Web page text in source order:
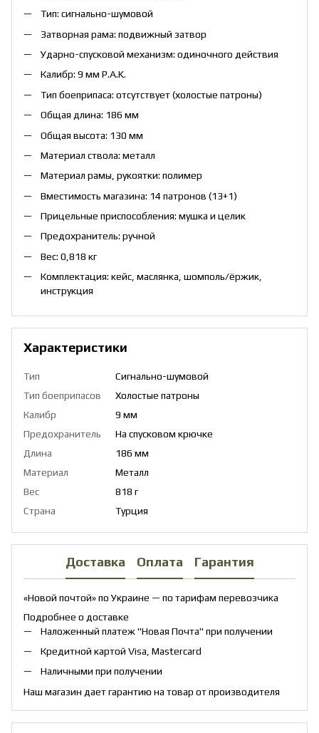
Тип: сигнально-шумовой
Затворная рама: подвижный затвор
Ударно-спусковой механизм: одиночного действия
Калибр: 9 мм P.A.K.
Тип боеприпаса: отсутствует (холостые патроны)
Общая длина: 186 мм
Общая высота: 130 мм
Материал ствола: металл
Материал рамы, рукоятки: полимер
Вместимость магазина: 14 патронов (13+1)
Прицельные приспособления: мушка и целик
Предохранитель: ручной
Вес: 0,818 кг
Комплектация: кейс, маслянка, шомполь/ёржик,
инструкция
Характеристики
Тип
Сигнально-шумовой
Тип боеприпасов
Холостые патроны
Калибр
9 мм
Предохранитель
На спусковом крючке
Длина
186 мм
Материал
Металл
Вес
818 г
Страна
Турция
Доставка Оплата Гарантия
«Новой почтой» по Украине — по тарифам перевозчика
Подробнее о доставке
Наложенный платеж "Новая Почта" при получении
Кредитной картой Visa, Mastercard
Наличными при получении
Наш магазин дает гарантию на товар от производителя